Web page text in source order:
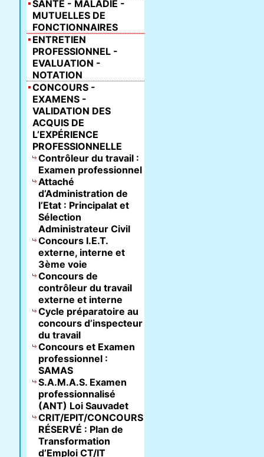
SANTÉ - MALADIE -
MUTUELLES DE
FONCTIONNAIRES
ENTRETIEN
PROFESSIONNEL -
EVALUATION -
NOTATION
CONCOURS -
EXAMENS -
VALIDATION DES
ACQUIS DE
L’EXPÉRIENCE
PROFESSIONNELLE
Contrôleur du travail :
Examen professionnel
Attaché
d’Administration de
l’Etat : Principalat et
Sélection
Administrateur Civil
Concours I.E.T.
externe, interne et
3ème voie
Concours de
contrôleur du travail
externe et interne
Cycle préparatoire au
concours d’inspecteur
du travail
Concours et Examen
professionnel :
SAMAS
S.A.M.A.S. Examen
professionnalisé
(ANT) Loi Sauvadet
CRIT/EPIT/CONCOURS
RÉSERVÉ : Plan de
Transformation
d’Emploi CT/IT